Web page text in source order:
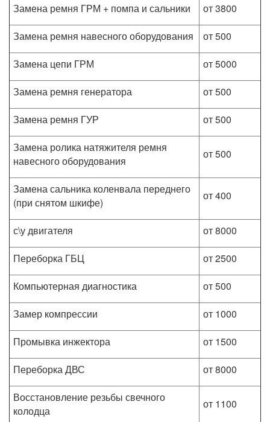
Замена ремня ГРМ + помпа и сальники
от 3800
Замена ремня навесного оборудования
от 500
Замена цепи ГРМ
от 5000
Замена ремня генератора
от 500
Замена ремня ГУР
от 500
Замена ролика натяжителя ремня
навесного оборудования
от 500
Замена сальника коленвала переднего
(при снятом шкифе)
от 400
с\у двигателя
от 8000
Переборка ГБЦ
от 2500
Компьютерная диагностика
от 500
Замер компрессии
от 1000
Промывка инжектора
от 1500
Переборка ДВС
от 8000
Восстановление резьбы свечного
колодца
от 1100